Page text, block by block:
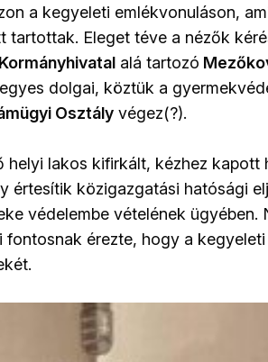
a kegyeleti emlékvonuláson,
tartottak. Eleget téve a nézők
alá tartozó
dolgai, köztük a
Osztály végez(?).
helyi lakos kifirkált, kézhez kapott
értesítik közigazgatási hatósági
védelembe vételének ügyében.
érezte, hogy a